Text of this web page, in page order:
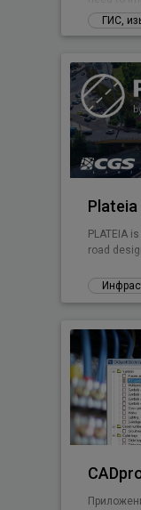
data
PLATEIA
road